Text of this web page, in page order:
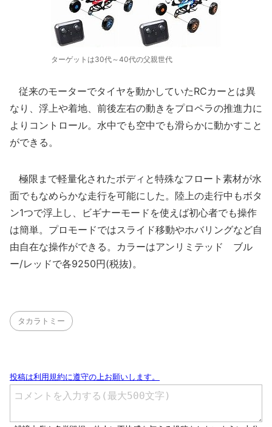
ターゲットは30代～40代の父親世代
従来のモーターでタイヤを動かしていたRCカーとは異
なり、浮上や着地、前後左右の動きをプロペラの推進力に
よりコントロール。水中でも空中でも滑らかに動かすこと
ができる。
極限まで軽量化されたボディと特殊なフロート素材が水
面でもなめらかな走行を可能にした。陸上の走行中もボタ
ン1つで浮上し、ビギナーモードを使えば初心者でも操作
は簡単。プロモードではスライド移動やホバリングなど自
由自在な操作ができる。カラーはアンリミテッド ブル
ー/レッドで各9250円(税抜)。
タカラトミー